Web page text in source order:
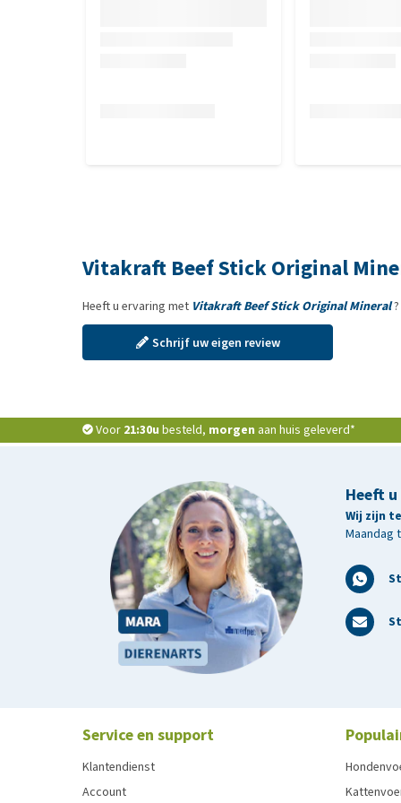
Vitakraft Beef Stick Original
Heeft u ervaring met Vitakraft Beef Stick Original Mineral?
Schrijf uw eigen review
Voor 21:30u besteld, morgen aan huis geleverd*
Heeft
Wij zijn
Maandag
Service en support
Klantendienst
Account